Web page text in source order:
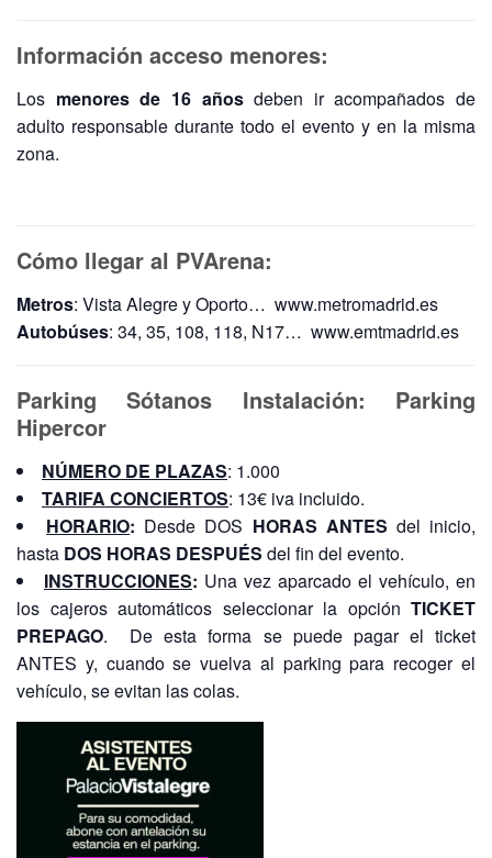
Información acceso menores:
Los menores de 16 añosdeben ir acompañados de
adulto responsable durante todo el evento y en la misma
zona.
Cómo llegar al PVArena:
Metros: Vista Alegre y Oporto… www.metromadrid.es
Autobúses: 34, 35, 108, 118, N17… www.emtmadrid.es
Parking Sótanos Instalación: Parking
Hipercor
NÚMERO DE PLAZAS: 1.000
TARIFA CONCIERTOS: 13€ iva incluido.
HORARIO: Desde DOS HORAS ANTES del inicio,
hasta DOS HORAS DESPUÉS del fin del evento.
INSTRUCCIONES: Una vez aparcado el vehículo, en
los cajeros automáticos seleccionar la opción TICKET
PREPAGO. De esta forma se puede pagar el ticket
ANTES y, cuando se vuelva al parking para recoger el
vehículo, se evitan las colas.